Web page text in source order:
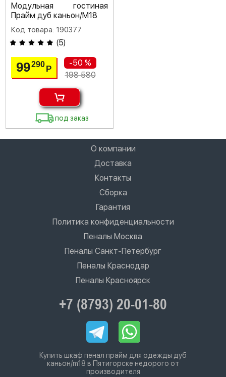
Модульная гостиная
Прайм дуб каньон/M18
Код товара: 190377
(5)
99290Р
-50 %
198 580
под заказ
О компании
Доставка
Контакты
Сборка
Гарантия
Политика конфиденциальности
Пеналы Москва
Пеналы Санкт-Петербург
Пеналы Краснодар
Пеналы Красноярск
+7 (8793) 20-01-80
Купить шкаф пенал прайм для одежды дуб
каньон/m18 в Пятигорске недорого от
производителя